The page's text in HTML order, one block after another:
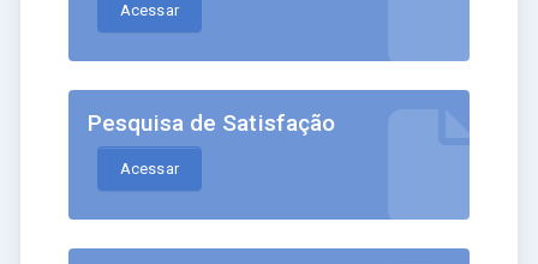
Acessar
Pesquisa de Satisfação
Acessar